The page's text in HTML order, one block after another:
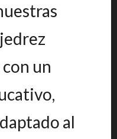
un
al